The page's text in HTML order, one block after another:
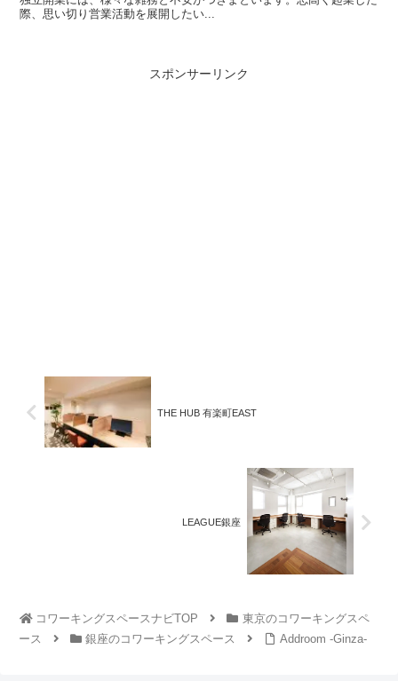
際、思い切り営業活動を展開したい...
スポンサーリンク
THE HUB 有楽町EAST
LEAGUE銀座
コワーキングスペースナビTOP
東京のコワーキングスペ
ース
銀座のコワーキングスペース Addroom -Ginza-